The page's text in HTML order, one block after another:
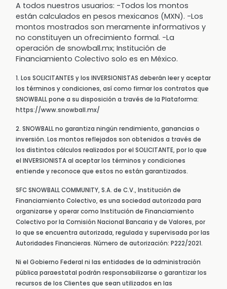
A todos nuestros usuarios: -Todos los montos
están calculados en pesos mexicanos (MXN). -Los
montos mostrados son meramente informativos y
no constituyen un ofrecimiento formal. -La
operación de snowball.mx; Institución de
Financiamiento Colectivo solo es en México.
1. Los SOLICITANTES y los INVERSIONISTAS deberán leer y aceptar
los términos y condiciones, así como firmar los contratos que
SNOWBALL pone a su disposición a través de la Plataforma:
https://www.snowball.mx/
2. SNOWBALL no garantiza ningún rendimiento, ganancias o
inversión. Los montos reflejados son obtenidos a través de
los distintos cálculos realizados por el SOLICITANTE, por lo que
el INVERSIONISTA al aceptar los términos y condiciones
entiende y reconoce que estos no están garantizados.
SFC SNOWBALL COMMUNITY, S.A. de C.V., Institución de
Financiamiento Colectivo, es una sociedad autorizada para
organizarse y operar como Institución de Financiamiento
Colectivo por la Comisión Nacional Bancaria y de Valores, por
lo que se encuentra autorizada, regulada y supervisada por las
Autoridades Financieras. Número de autorización: P222/2021.
Ni el Gobierno Federal ni las entidades de la administración
pública paraestatal podrán responsabilizarse o garantizar los
recursos de los Clientes que sean utilizados en las